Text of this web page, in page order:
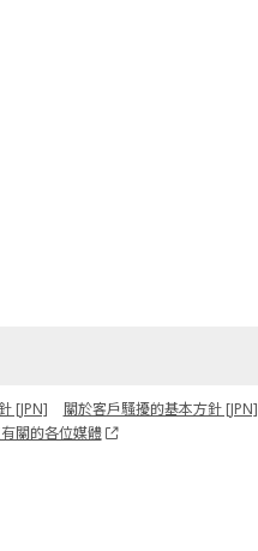
[JPN]
關於客戶騷擾的基本方針 [JPN]
關的各位媒體